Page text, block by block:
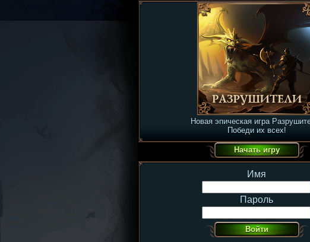
Новая эпическая игра
Победи их всех!
Имя
Пароль